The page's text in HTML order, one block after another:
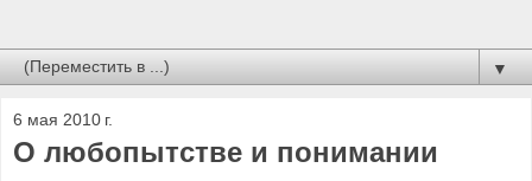
▼
6 мая 2010 г.
О любопытстве и понимании